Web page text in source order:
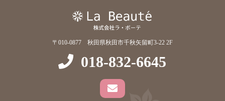
〒010-0877 秋田県秋田市千秋矢留町3-22 2F
018-832-6645